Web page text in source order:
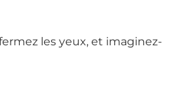
les yeux, et imaginez-